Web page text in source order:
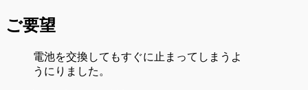
ご要望
電池を交換してもすぐに止まってしまうよ
うにりました。